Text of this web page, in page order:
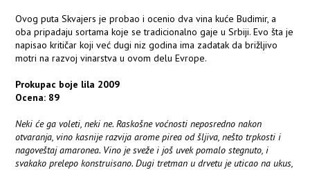
Ovog puta Skvajers je probao i ocenio dva vina kuće Budimir, a
oba pripadaju sortama koje se tradicionalno gaje u Srbiji. Evo šta je
napisao kritičar koji već dugi niz godina ima zadatak da brižljivo
motri na razvoj vinarstva u ovom delu Evrope.
Prokupac boje lila 2009
Ocena: 89
Neki će ga voleti, neki ne. Raskošne voćnosti neposredno nakon
otvaranja, vino kasnije razvija arome pirea od šljiva, nešto trpkosti i
nagoveštaj amaronea. Vino je sveže i još uvek pomalo stegnuto, i
svakako prelepo konstruisano. Dugi tretman u drvetu je uticao na ukus,